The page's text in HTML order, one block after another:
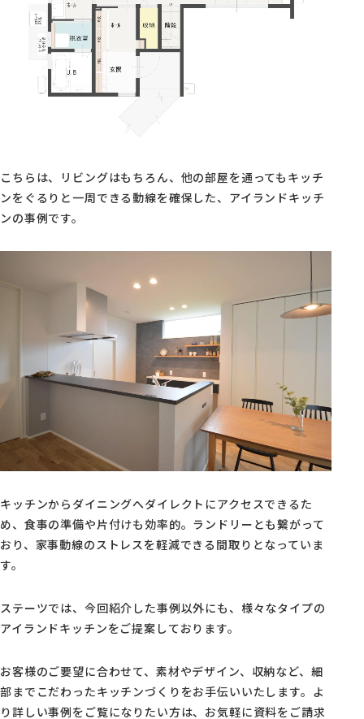
こちらは、リビングはもちろん、他の部屋を通ってもキッチ
ンをぐるりと一周できる動線を確保した、アイランドキッチ
ンの事例です。
キッチンからダイニングへダイレクトにアクセスできるた
め、食事の準備や片付けも効率的。ランドリーとも繋がって
おり、家事動線のストレスを軽減できる間取りとなっていま
す。
ステーツでは、今回紹介した事例以外にも、様々なタイプの
アイランドキッチンをご提案しております。
お客様のご要望に合わせて、素材やデザイン、収納など、細
部までこだわったキッチンづくりをお手伝いいたします。よ
り詳しい事例をご覧になりたい方は、お気軽に資料をご請求